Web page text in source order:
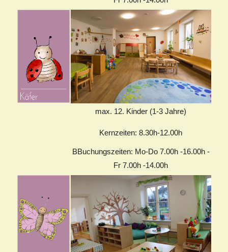
max. 12. Kinder (1-3 Jahre)
Kernzeiten: 8.30h-12.00h
BBuchungszeiten: Mo-Do 7.00h -16.00h -
Fr 7.00h -14.00h